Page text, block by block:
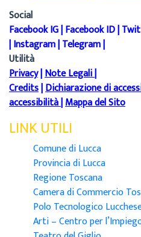
Social
Facebook IG|Facebook ID|
|Instagram|Telegram|
Utilità
Privacy|Note Legali|
Credits|Dichiarazione di
accessibilità|Mappa del Sito
LINK UTILI
Comune di Lucca
Provincia di Lucca
Regione Toscana
Camera di Commercio
Polo Tecnologico
Arti – Centro per